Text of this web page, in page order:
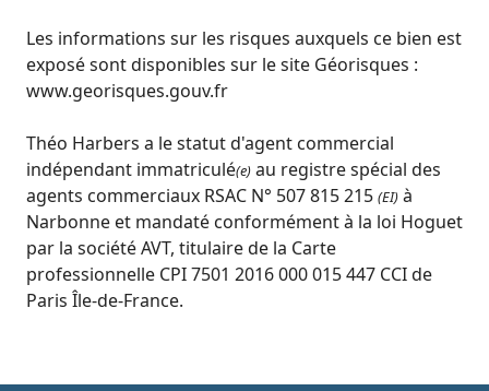
Les informations sur les risques auxquels ce bien est
exposé sont disponibles sur le site Géorisques :
www.georisques.gouv.fr
Théo Harbers a le statut d'agent commercial
indépendant immatriculé(e) au registre spécial des
agents commerciaux RSAC N° 507 815 215 (EI) à
Narbonne et mandaté conformément à la loi Hoguet
par la société AVT, titulaire de la Carte
professionnelle CPI 7501 2016 000 015 447 CCI de
Paris Île-de-France.